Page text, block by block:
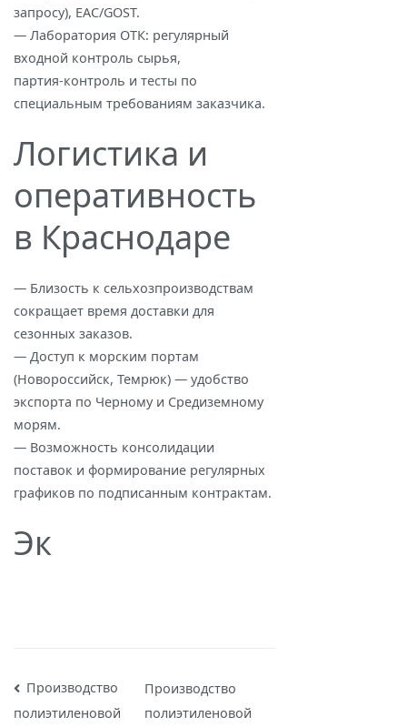
запросу), ЕАС/GOST.
— Лаборатория ОТК: регулярный
входной контроль сырья,
партия‑контроль и тесты по
специальным требованиям заказчика.
Логистика и
оперативность
в Краснодаре
— Близость к сельхозпроизводствам
сокращает время доставки для
сезонных заказов.
— Доступ к морским портам
(Новороссийск, Темрюк) — удобство
экспорта по Черному и Средиземному
морям.
— Возможность консолидации
поставок и формирование регулярных
графиков по подписанным контрактам.
Эк
Навигация
Производство
полиэтиленовой
Производство
полиэтиленовой